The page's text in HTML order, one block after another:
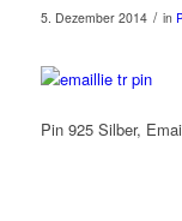
5. Dezember 2014 / in
Pin 925 Silber,